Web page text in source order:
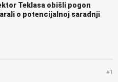
Teklasa obišli pogon
o potencijalnoj saradnji
#1